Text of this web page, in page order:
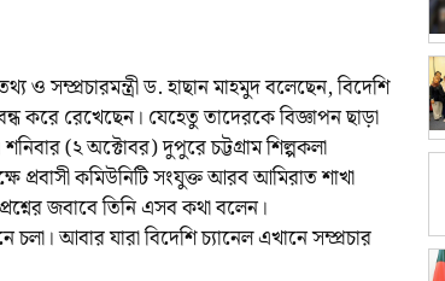
ও সম্প্রচারমন্ত্রী ড. হাছান মাহমুদ বলেছেন, বিদেশি
করে রেখেছেন। যেহেতু তাদেরকে বিজ্ঞাপন ছাড়া
(২ অক্টোবর) দুপুরে চট্টগ্রাম শিল্পকলা
প্রবাসী কমিউনিটি সংযুক্ত আরব আমিরাত শাখা
জবাবে তিনি এসব কথা বলেন।
চলা। আবার যারা বিদেশি চ্যানেল এখানে সম্প্রচার